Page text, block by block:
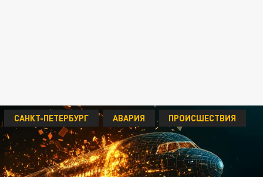
САНКТ-ПЕТЕРБУРГ АВАРИЯ ПРОИСШЕСТВИЯ